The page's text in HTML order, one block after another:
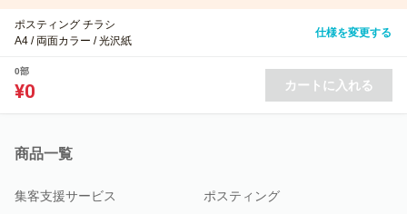
ポスティング チラシ
A4 / 両面カラー / 光沢紙
仕様を変更する
0部
¥0 カートに入れる
商品一覧
集客支援サービス
ポスティング